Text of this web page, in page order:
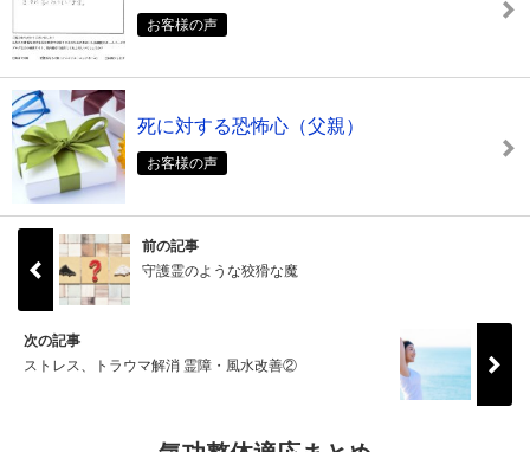
お客様の声
死に対する恐怖心（父親）
お客様の声
前の記事
守護霊のような狡猾な魔
次の記事
ストレス、トラウマ解消 霊障・風水改善②